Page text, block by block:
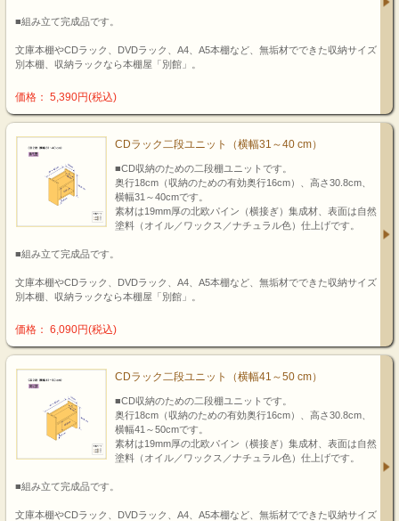
■組み立て完成品です。
文庫本棚やCDラック、DVDラック、A4、A5本棚など、無垢材でできた収納サイズ
別本棚、収納ラックなら本棚屋「別館」。
価格： 5,390円(税込)
CDラック二段ユニット（横幅31～40 cm）
■CD収納のための二段棚ユニットです。
奥行18cm（収納のための有効奥行16cm）、高さ30.8cm、
横幅31～40cmです。
素材は19mm厚の北欧パイン（横接ぎ）集成材、表面は自然
塗料（オイル／ワックス／ナチュラル色）仕上げです。
■組み立て完成品です。
文庫本棚やCDラック、DVDラック、A4、A5本棚など、無垢材でできた収納サイズ
別本棚、収納ラックなら本棚屋「別館」。
価格： 6,090円(税込)
CDラック二段ユニット（横幅41～50 cm）
■CD収納のための二段棚ユニットです。
奥行18cm（収納のための有効奥行16cm）、高さ30.8cm、
横幅41～50cmです。
素材は19mm厚の北欧パイン（横接ぎ）集成材、表面は自然
塗料（オイル／ワックス／ナチュラル色）仕上げです。
■組み立て完成品です。
文庫本棚やCDラック、DVDラック、A4、A5本棚など、無垢材でできた収納サイズ